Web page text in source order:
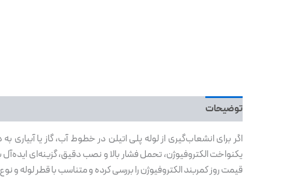
توضیحات
اگر برای انشعاب‌گیری از لوله پلی اتیلن در خطوط آب، گاز یا
یکنواخت الکتروفیوژن، تحمل فشار بالا و نصب دقیق، گزینه‌ای
قیمت روز کمربند الکتروفیوژن را بررسی کرده و متناسب با قطر لوله و